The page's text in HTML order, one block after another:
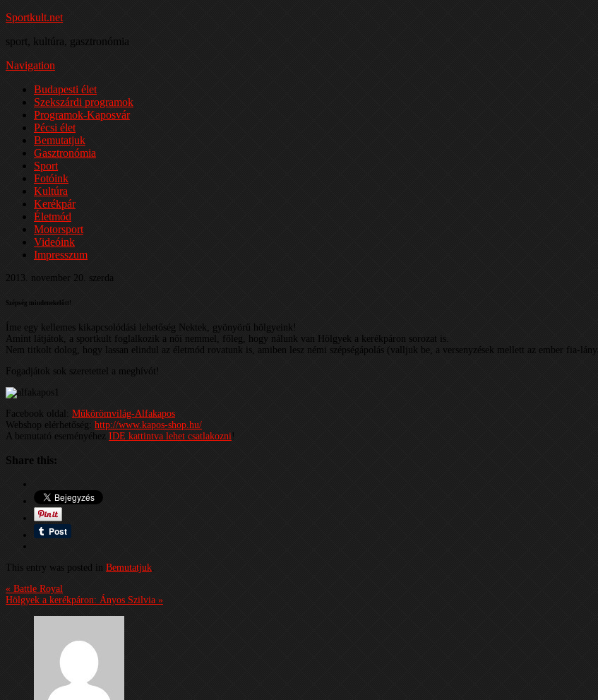
Sportkult.net
sport, kultúra, gasztronómia
Navigation
Budapesti élet
Szekszárdi programok
Programok-Kaposvár
Pécsi élet
Bemutatjuk
Gasztronómia
Sport
Fotóink
Kultúra
Kerékpár
Életmód
Motorsport
Videóink
Impresszum
2013. november 20. szerda
Szépség mindenekelőtt!
Íme egy kellemes kikapcsolódási lehetőség Nektek, gyönyörű hölgyeink!
Amint látjátok, a sportkult foglalkozik a női nemmel, főleg, hogy nálunk van Hölgyek a kerékpáron sorozat is.
Nem titkolt dolog, hogy lassan elindul az életmód rovatunk is, amiben lesz némi szépségápolás (valljuk be, a versenyzések mellett az ember fia-
Fogadjátok sok szeretettel a meghívót!
Facebook oldal: Műkörömvilág-Alfakapos
Webshop elérhetőség: http://www.kapos-shop.hu/
A bemutató eseményéhez IDE kattintva lehet csatlakozni !
Share this:
This entry was posted in Bemutatjuk.
« Battle Royal
Hölgyek a kerékpáron: Ányos Szilvia »